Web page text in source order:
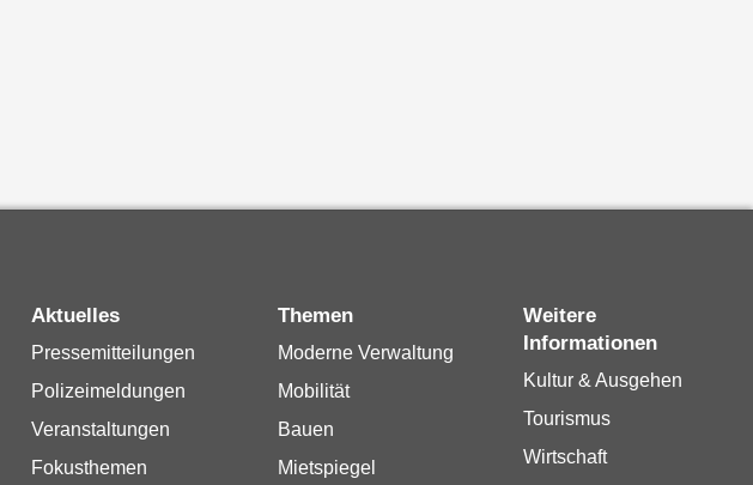
Aktuelles
Pressemitteilungen
Polizeimeldungen
Veranstaltungen
Fokusthemen
Themen
Moderne Verwaltung
Mobilität
Bauen
Mietspiegel
Weitere
Informationen
Kultur & Ausgehen
Tourismus
Wirtschaft